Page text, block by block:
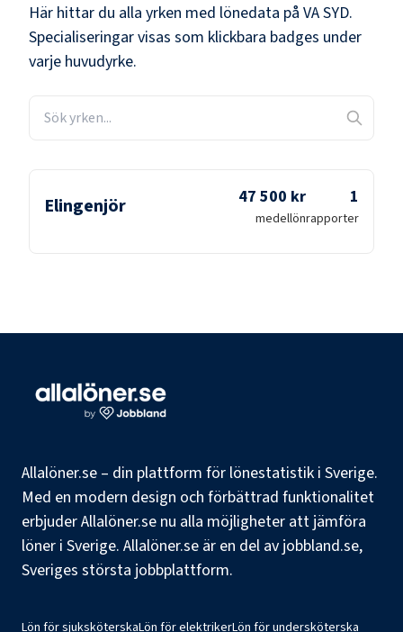
Här hittar du alla yrken med lönedata på VA SYD.
Specialiseringar visas som klickbara badges under
varje huvudyrke.
Elingenjör 47 500 kr
medellön
1
rapporter
Allalöner.se – din plattform för lönestatistik i Sverige.
Med en modern design och förbättrad funktionalitet
erbjuder Allalöner.se nu alla möjligheter att jämföra
löner i Sverige. Allalöner.se är en del av jobbland.se,
Sveriges största jobbplattform.
Lön för sjuksköterskaLön för elektrikerLön för undersköterska